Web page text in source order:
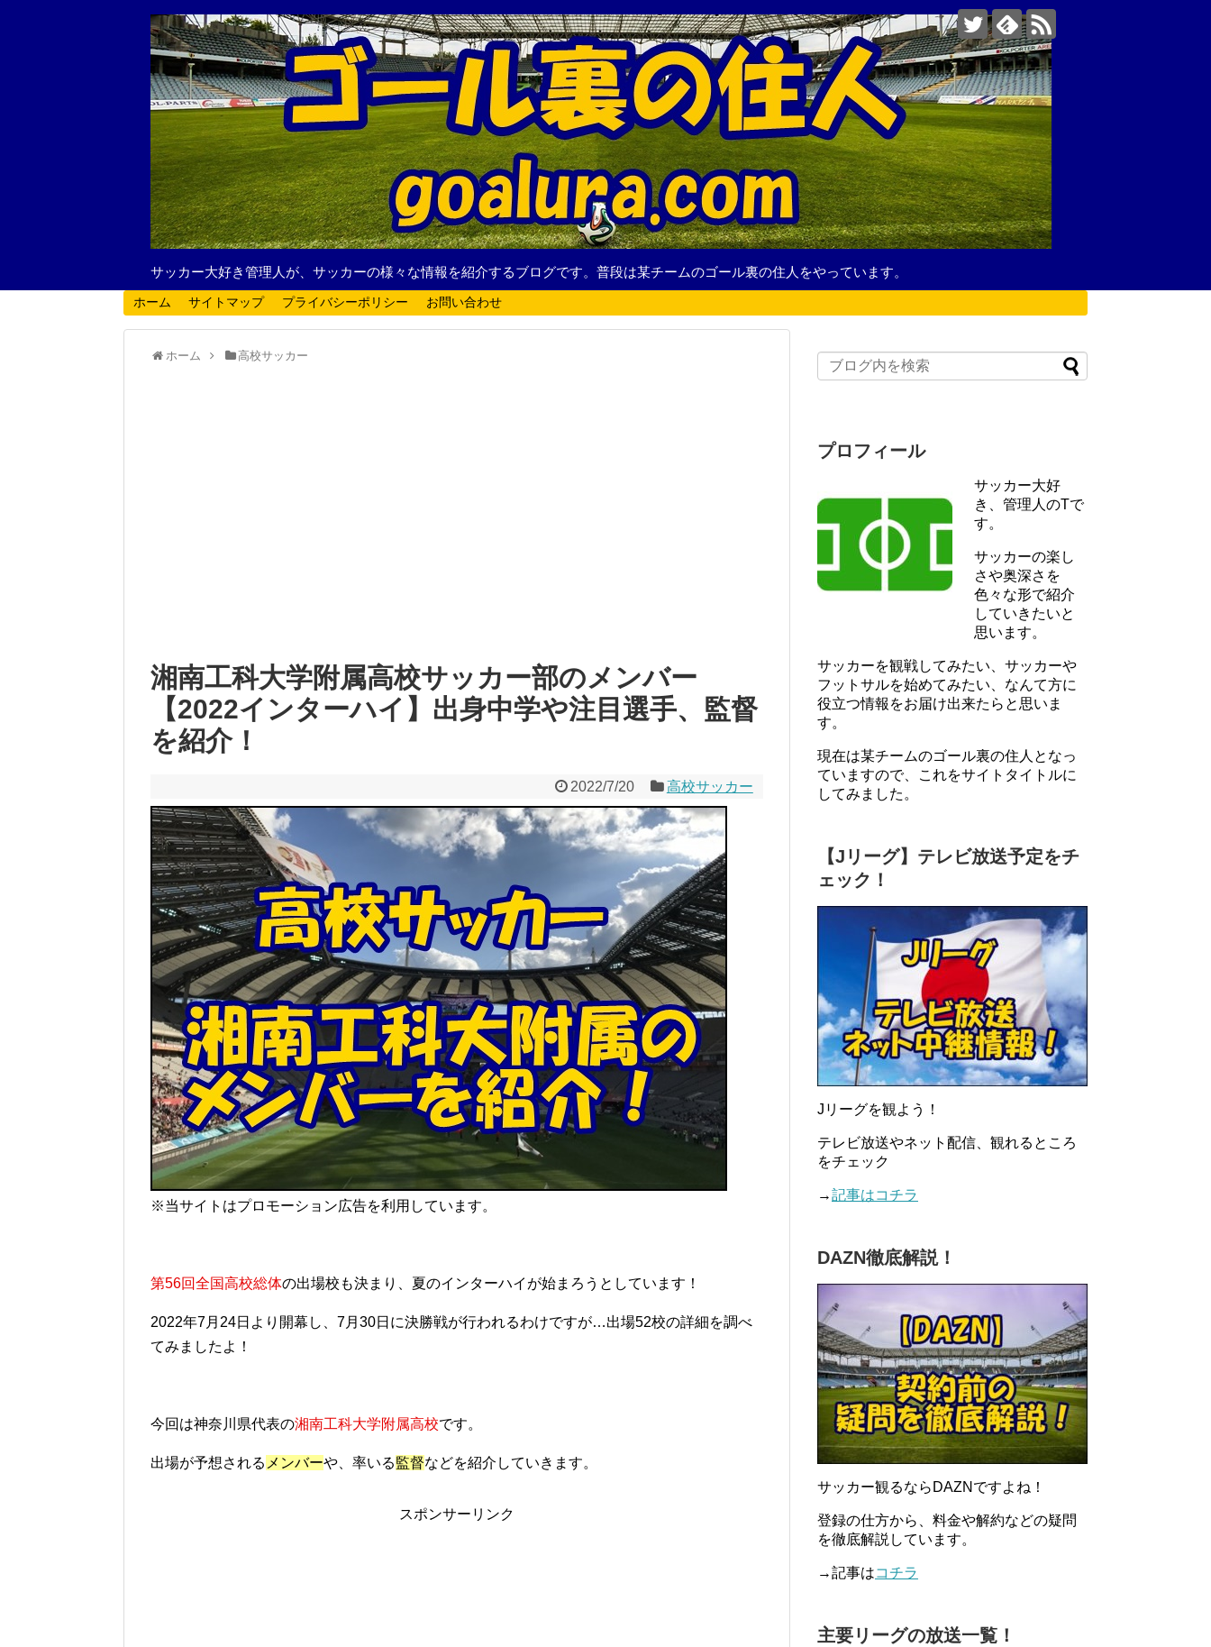
サッカー大好き管理人が、サッカーの様々な情報を紹介するブログです。普段は某チームのゴール裏の住人をやっています。
ホーム サイトマップ プライバシーポリシー お問い合わせ
ホーム 高校サッカー
湘南工科大学附属高校サッカー部のメンバー
【2022インターハイ】出身中学や注目選手、監督
を紹介！
2022/7/20 高校サッカー
※当サイトはプロモーション広告を利用しています。
第56回全国高校総体の出場校も決まり、夏のインターハイが始まろうとしています！
2022年7月24日より開幕し、7月30日に決勝戦が行われるわけですが…出場52校の詳細を調べ
てみましたよ！
今回は神奈川県代表の湘南工科大学附属高校です。
出場が予想される メンバーや、率いる監督などを紹介していきます。
スポンサーリンク
プロフィール
サッカー大好
き、管理人のTで
す。
サッカーの楽し
さや奥深さを
色々な形で紹介
していきたいと
思います。
サッカーを観戦してみたい、サッカーや
フットサルを始めてみたい、なんて方に
役立つ情報をお届け出来たらと思いま
す。
現在は某チームのゴール裏の住人となっ
ていますので、これをサイトタイトルに
してみました。
【Jリーグ】テレビ放送予定をチ
ェック！
Jリーグを観よう！
テレビ放送やネット配信、観れるところ
をチェック
→記事はコチラ
DAZN徹底解説！
サッカー観るならDAZNですよね！
登録の仕方から、料金や解約などの疑問
を徹底解説しています。
→記事はコチラ
主要リーグの放送一覧！